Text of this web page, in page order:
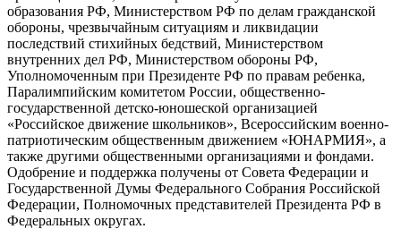
образования РФ, Министерством РФ по делам гражданской
обороны, чрезвычайным ситуациям и ликвидации
последствий стихийных бедствий, Министерством
внутренних дел РФ, Министерством обороны РФ,
Уполномоченным при Президенте РФ по правам ребенка,
Паралимпийским комитетом России, общественно-
государственной детско-юношеской организацией
«Российское движение школьников», Всероссийским военно-
патриотическим общественным движением «ЮНАРМИЯ», а
также другими общественными организациями и фондами.
Одобрение и поддержка получены от Совета Федерации и
Государственной Думы Федерального Собрания Российской
Федерации, Полномочных представителей Президента РФ в
Федеральных округах.